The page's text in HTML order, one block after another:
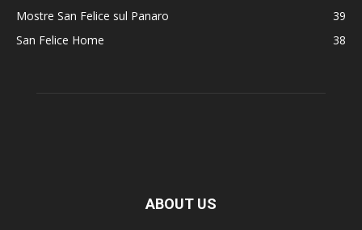
Mostre San Felice sul Panaro
39
San Felice Home
38
ABOUT US